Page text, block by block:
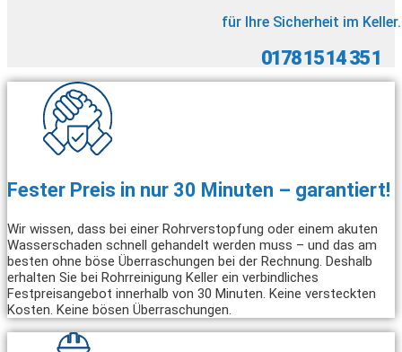
für Ihre Sicherheit im Keller.
0178 15 14 35 1
Fester Preis in nur 30 Minuten – garantiert!
Wir wissen, dass bei einer Rohrverstopfung oder einem akuten
Wasserschaden schnell gehandelt werden muss – und das am
besten ohne böse Überraschungen bei der Rechnung. Deshalb
erhalten Sie bei Rohrreinigung Keller ein verbindliches
Festpreisangebot innerhalb von 30 Minuten. Keine versteckten
Kosten. Keine bösen Überraschungen.